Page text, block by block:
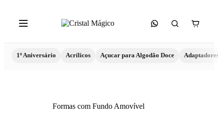
1º Aniversário Acrílicos Açucar para Algodão Doce
Formas com Fundo Amovível